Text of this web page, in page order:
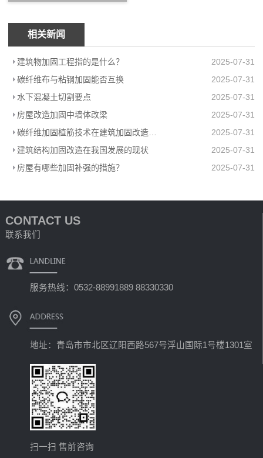
相关新闻
建筑物加固工程指的是什么？
2025-07-31
碳纤维布与粘钢加固能否互换
2025-07-31
水下混凝土切割要点
2025-07-31
房屋改造加固中墙体改梁
2025-07-31
碳纤维加固植筋技术在建筑加固改造中的必要性分析
2025-07-31
建筑结构加固改造在我国发展的现状
2025-07-31
房屋有哪些加固补强的措施？
2025-07-31
CONTACT US
联系我们
服务热线：0532-88991889 88330330
地址：青岛市市北区辽阳西路567号浮山国际1号楼1301室
扫一扫 售前咨询